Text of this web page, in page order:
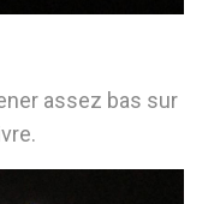
assez bas sur